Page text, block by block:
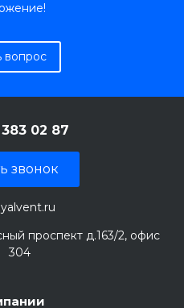
вопрос
02 87
звонок
проспект д.163/2, офис
304